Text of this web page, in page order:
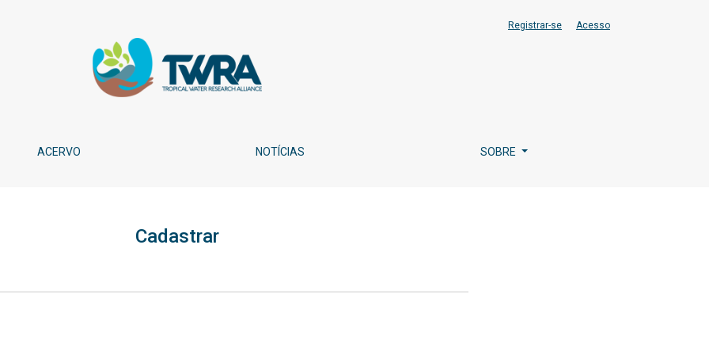
ACERVO NOTÍCIAS SOBRE
Registrar-se Acesso
Cadastrar